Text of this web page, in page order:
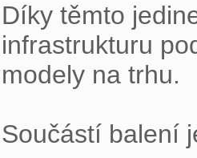
Díky těmto
infrastrukturu
modely na trhu.
Součástí balení